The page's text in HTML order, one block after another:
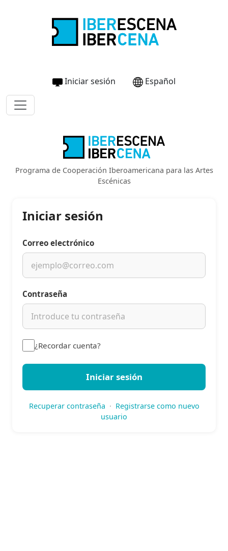
Iniciar sesión Español
Programa de Cooperación Iberoamericana para las Artes
Escénicas
Iniciar sesión
Correo electrónico
Contraseña
¿Recordar cuenta?
Iniciar sesión
Recuperar contraseña · Registrarse como nuevo
usuario